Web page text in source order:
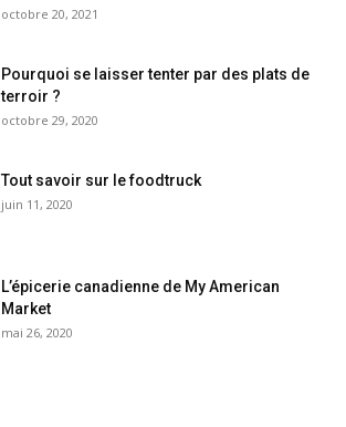
octobre 20, 2021
Pourquoi se laisser tenter par des plats de
terroir ?
octobre 29, 2020
Tout savoir sur le foodtruck
juin 11, 2020
L’épicerie canadienne de My American
Market
mai 26, 2020